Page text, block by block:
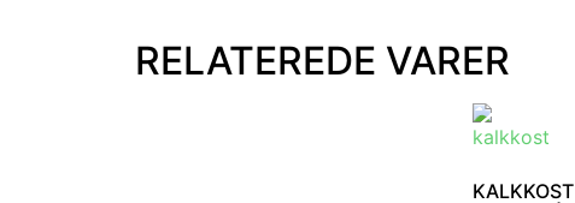
RELATEREDE VARER
KALKKOST